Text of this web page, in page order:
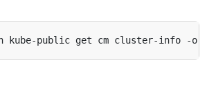
kube-public get cm cluster-info -o